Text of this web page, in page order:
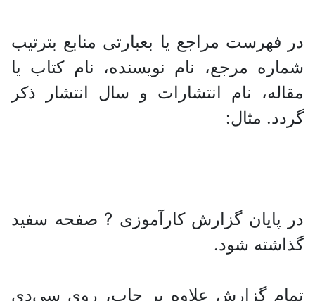
در فهرست مراجع یا بعبارتی منابع بترتیب
شماره مرجع، نام نویسنده، نام کتاب یا
مقاله، نام انتشارات و سال انتشار ذکر
گردد. مثال:
در پایان گزارش کارآموزی ? صفحه سفید
گذاشته شود.
تمام گزارش علاوه بر چاپ، روی سی‌دی